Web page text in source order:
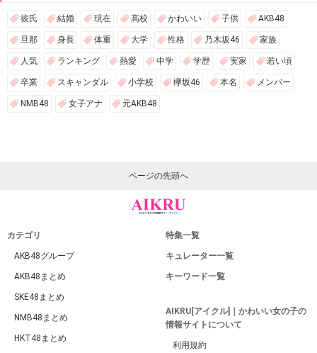
彼氏 結婚 現在 高校 かわいい 子供 AKB48
旦那 身長 体重 大学 性格 乃木坂46 家族
人気 ランキング 熱愛 中学 学歴 実家 若い頃
卒業 スキャンダル 小学校 欅坂46 本名 メンバー
NMB48 女子アナ 元AKB48
ページの先頭へ
カテゴリ
AKB48グループ
AKB48まとめ
SKE48まとめ
NMB48まとめ
HKT48まとめ
特集一覧
キュレーター一覧
キーワード一覧
AIKRU[アイクル]｜かわいい女の子の
情報サイトについて
利用規約